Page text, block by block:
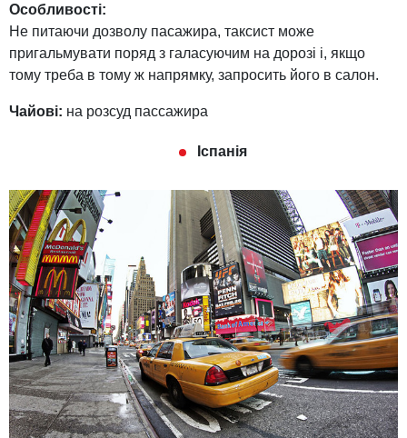
Особливості:
Не питаючи дозволу пасажира, таксист може
пригальмувати поряд з галасуючим на дорозі і, якщо
тому треба в тому ж напрямку, запросить його в салон.
Чайові: на розсуд пассажира
Іспанія